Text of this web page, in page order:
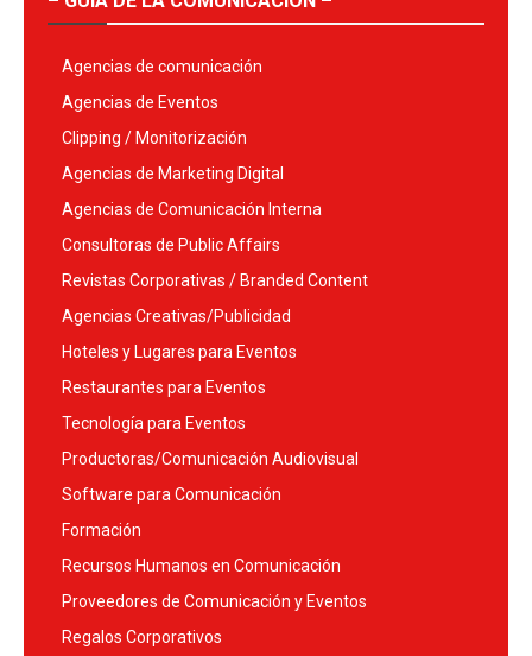
Agencias de comunicación
Agencias de Eventos
Clipping / Monitorización
Agencias de Marketing Digital
Agencias de Comunicación Interna
Consultoras de Public Affairs
Revistas Corporativas / Branded Content
Agencias Creativas/Publicidad
Hoteles y Lugares para Eventos
Restaurantes para Eventos
Tecnología para Eventos
Productoras/Comunicación Audiovisual
Software para Comunicación
Formación
Recursos Humanos en Comunicación
Proveedores de Comunicación y Eventos
Regalos Corporativos